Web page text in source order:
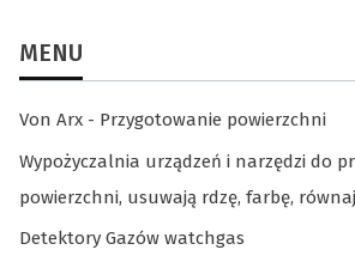
MENU
Von Arx - Przygotowanie powierzchni
Wypożyczalnia urządzeń i narzędzi do
powierzchni, usuwają rdzę, farbę,
Detektory Gazów watchgas